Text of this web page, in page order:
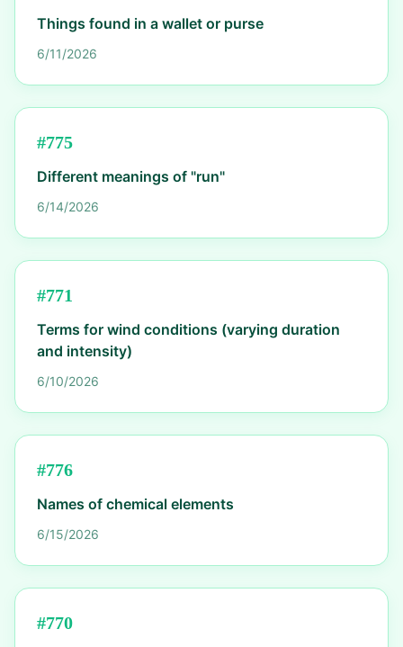
Things found in a wallet or purse
6/11/2026
#775
Different meanings of "run"
6/14/2026
#771
Terms for wind conditions (varying duration
and intensity)
6/10/2026
#776
Names of chemical elements
6/15/2026
#770